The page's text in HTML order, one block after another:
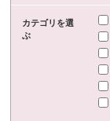
カテゴリを選
ぶ